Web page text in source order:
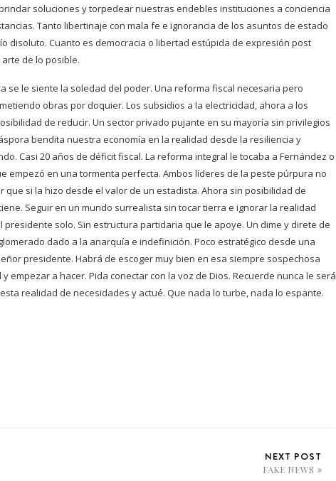
soluciones y torpedear nuestras endebles instituciones a conciencia
Tanto libertinaje con mala fe e ignorancia de los asuntos de estado
disoluto. Cuanto es democracia o libertad estúpida de expresión post
de lo posible.
se le siente la soledad del poder. Una reforma fiscal necesaria pero
obras por doquier. Los subsidios a la electricidad, ahora a los
de reducir. Un sector privado pujante en su mayoría sin privilegios
bendita nuestra economía en la realidad desde la resiliencia y
Casi 20 años de déficit fiscal. La reforma integral le tocaba a Fernández o
empezó en una tormenta perfecta. Ambos líderes de la peste púrpura no
si la hizo desde el valor de un estadista. Ahora sin posibilidad de
Seguir en un mundo surrealista sin tocar tierra e ignorar la realidad
solo. Sin estructura partidaria que le apoye. Un dime y direte de
dado a la anarquía e indefinición. Poco estratégico desde una
presidente. Habrá de escoger muy bien en esa siempre sospechosa
empezar a hacer. Pida conectar con la voz de Dios. Recuerde nunca le será
realidad de necesidades y actué. Que nada lo turbe, nada lo espante.
NEXT POST
FAKE NEWS